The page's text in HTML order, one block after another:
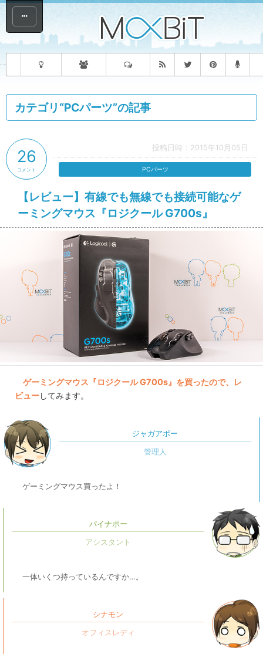
カテゴリ“PCパーツ”の記事
投稿日時：2015年10月05日
【レビュー】有線でも無線でも接続可能なゲ
ーミングマウス『ロジクール G700s』
26
コメント PCパーツ
ゲーミングマウス『ロジクール G700s』を買ったので、レ
ビューしてみます。
ジャガアポー
ゲーミングマウス買ったよ！
パイナポー
一体いくつ持っているんですか…。
シナモン